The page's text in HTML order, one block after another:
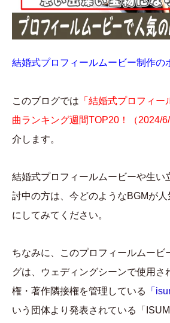
結婚式プロフィールムービー制作の
このブログでは 「結婚式プロフィ
曲ランキング週間TOP20！（2024/6/
介します。
結婚式プロフィールムービーや生い
討中の方は、今どのようなBGMが
にしてみてください。
ちなみに、このプロフィールムービ
グは、ウェディングシーンで使用さ
権・著作隣接権を管理している
「
いう団体より発表されている「